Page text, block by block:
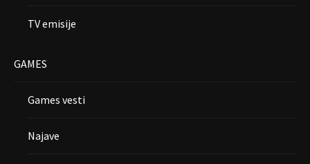
TV emisije
GAMES
Games vesti
Najave